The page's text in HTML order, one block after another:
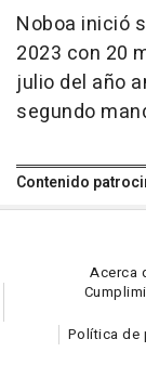
Noboa inició
2023 con 20
julio del año
segundo
Contenido
Acerca
Política de